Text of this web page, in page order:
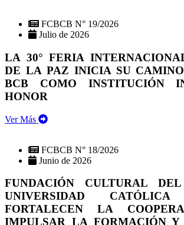
FCBCB N° 19/2026
Julio de 2026
LA 30° FERIA
DE LA PAZ INICIA SU
BCB COMO INSTITUCIÓN
HONOR
Ver Más
FCBCB N° 18/2026
Junio de 2026
FUNDACIÓN CULTURAL
UNIVERSIDAD CATÓLICA
FORTALECEN LA
IMPULSAR LA FORMACIÓN